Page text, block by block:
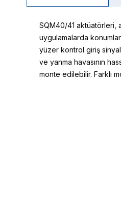
SQM40/41 aktüatörleri,
uygulamalarda
yüzer kontrol giriş
ve yanma havasının
monte edilebilir. Farklı